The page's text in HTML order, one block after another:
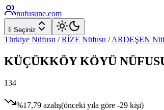
nufusune.com
İl Seçiniz
Türkiye Nüfusu / RİZE Nüfusu / ARDEŞEN
KÜÇÜKKÖYKÖYÜ
134
%17,79 azalış(önceki yıla göre -29 kişi)